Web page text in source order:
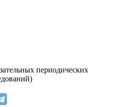
периодических